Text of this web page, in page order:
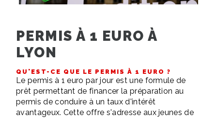
PERMIS À 1 EURO À
LYON
QU'EST-CE QUE LE PERMIS À 1 EURO ?
Le permis à 1 euro par jour est une formule de
prêt permettant de financer la préparation au
permis de conduire à un taux d'intérêt
avantageux. Cette offre s'adresse aux jeunes de